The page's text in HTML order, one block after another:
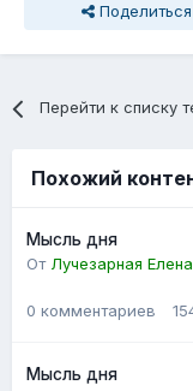
Поделиться
Перейти к списку
Похожий
Мысль дня
От Лучезарная Елена
0 комментариев
Мысль дня